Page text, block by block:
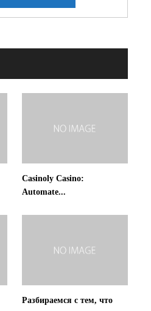
Casinoly Casino:
Automate...
Разбираемся с тем, что